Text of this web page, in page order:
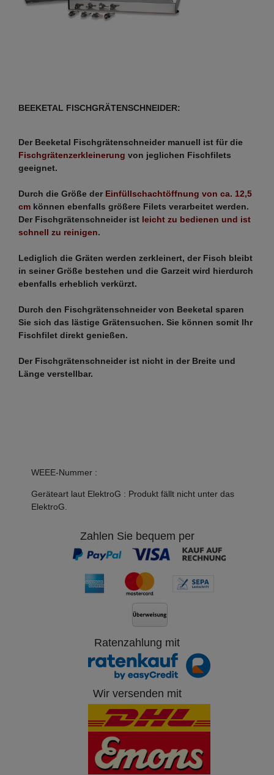
BEEKETAL FISCHGRÄTENSCHNEIDER:
Der Beeketal Fischgrätenschneider manuell ist für die
Fischgrätenzerkleinerung von jeglichen Fischfilets
geeignet.
Durch die Größe der Einfüllschachtöffnung von ca. 12,5
cm können ebenfalls größere Filets verarbeitet werden.
Der Fischgrätenschneider ist leicht zu bedienen und ist
schnell zu reinigen.
Lediglich die Gräten werden zerkleinert, der Fisch bleibt
in seiner Größe bestehen und die Garzeit wird hierdurch
ebenfalls erheblich verkürzt.
Durch den Fischgrätenschneider von Beeketal sparen
Sie sich das lästige Grätensuchen. Sie können somit Ihr
Fischfilet direkt genießen.
Der Fischgrätenschneider ist nicht in der Breite und
Länge verstellbar.
WEEE-Nummer :
Geräteart laut ElektroG : Produkt fällt nicht unter das
ElektroG.
Zahlen Sie bequem per
Ratenzahlung mit
Wir versenden mit